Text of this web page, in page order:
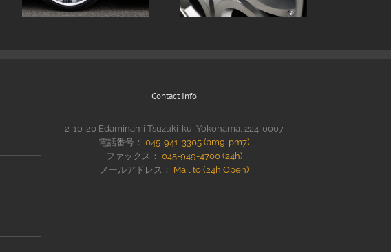
Contact Info
2-10-20 Edaminami Tsuzuki-ku, Yokohama, 224-0007
電話番号：045-941-3305 (am9-pm7)
ファックス： 045-949-4700 (24h)
メールアドレス： Mail to (24h Open)